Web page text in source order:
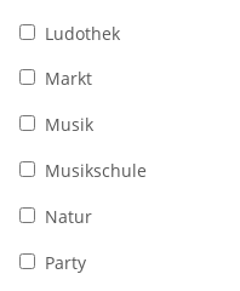
Ludothek
Markt
Musik
Musikschule
Natur
Party